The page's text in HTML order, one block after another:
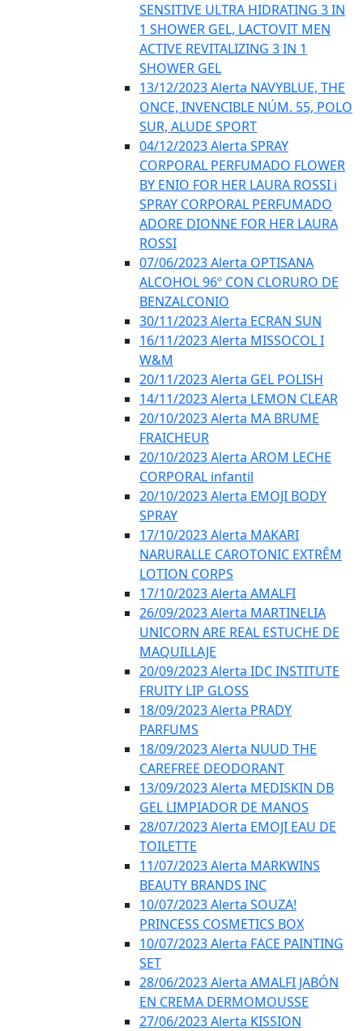
SENSITIVE ULTRA HIDRATING 3 IN
1 SHOWER GEL, LACTOVIT MEN
ACTIVE REVITALIZING 3 IN 1
SHOWER GEL
13/12/2023 Alerta NAVYBLUE, THE
ONCE, INVENCIBLE NÚM. 55, POLO
SUR, ALUDE SPORT
04/12/2023 Alerta SPRAY
CORPORAL PERFUMADO FLOWER
BY ENIO FOR HER LAURA ROSSI i
SPRAY CORPORAL PERFUMADO
ADORE DIONNE FOR HER LAURA
ROSSI
07/06/2023 Alerta OPTISANA
ALCOHOL 96º CON CLORURO DE
BENZALCONIO
30/11/2023 Alerta ECRAN SUN
16/11/2023 Alerta MISSOCOL I
W&M
20/11/2023 Alerta GEL POLISH
14/11/2023 Alerta LEMON CLEAR
20/10/2023 Alerta MA BRUME
FRAICHEUR
20/10/2023 Alerta AROM LECHE
CORPORAL infantil
20/10/2023 Alerta EMOJI BODY
SPRAY
17/10/2023 Alerta MAKARI
NARURALLE CAROTONIC EXTRÊM
LOTION CORPS
17/10/2023 Alerta AMALFI
26/09/2023 Alerta MARTINELIA
UNICORN ARE REAL ESTUCHE DE
MAQUILLAJE
20/09/2023 Alerta IDC INSTITUTE
FRUITY LIP GLOSS
18/09/2023 Alerta PRADY
PARFUMS
18/09/2023 Alerta NUUD THE
CAREFREE DEODORANT
13/09/2023 Alerta MEDISKIN DB
GEL LIMPIADOR DE MANOS
28/07/2023 Alerta EMOJI EAU DE
TOILETTE
11/07/2023 Alerta MARKWINS
BEAUTY BRANDS INC
10/07/2023 Alerta SOUZA!
PRINCESS COSMETICS BOX
10/07/2023 Alerta FACE PAINTING
SET
28/06/2023 Alerta AMALFI JABÓN
EN CREMA DERMOMOUSSE
27/06/2023 Alerta KISSION